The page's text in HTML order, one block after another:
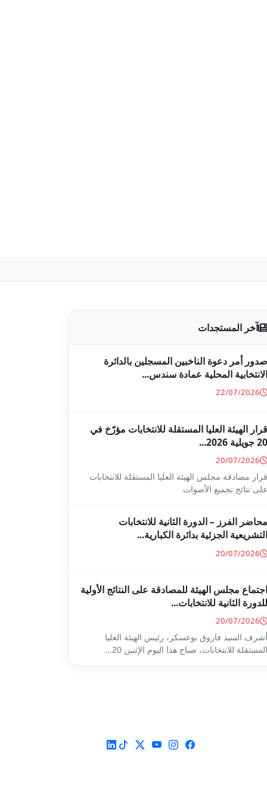
آخر المستجدات
صدور أمر دعوة الناخبين المسجلين بالدائرة
الانتخابية المحلية عمادة سندس...
22/07/2026
قرار الهيئة العليا المستقلة للانتخابات مؤرّخ في
20 جويلية 2026...
20/07/2026
قرار مصادقة مجلس الهيئة العليا المستقلة للانتخابات
على نتائج تجميع الأصوات
محاضر الفرز – الدورة الثانية للانتخابات
التشريعية الجزئية بدائرة الكبارية...
20/07/2026
اجتماع مجلس الهيئة للمصادقة على النتائج الأولية
للدورة الثانية للانتخابات...
20/07/2026
أشرف السيد فاروق بوعسكر، رئيس الهيئة العليا
المستقلة للانتخابات، صباح هذا اليوم الإثنين 20...